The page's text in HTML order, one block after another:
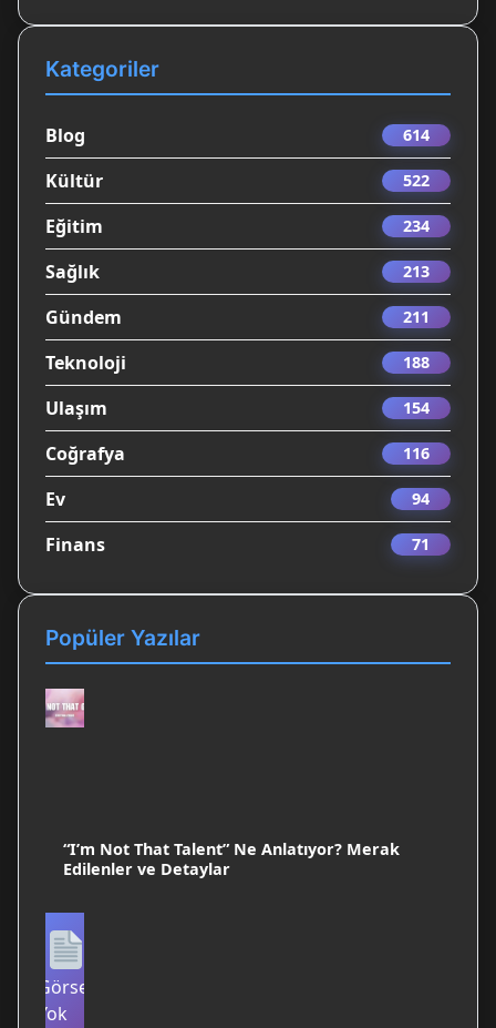
Kategoriler
Blog 614
Kültür 522
Eğitim 234
Sağlık 213
Gündem 211
Teknoloji 188
Ulaşım 154
Coğrafya 116
Ev 94
Finans 71
Popüler Yazılar
“I’m Not That Talent” Ne Anlatıyor? Merak
Edilenler ve Detaylar
Görsel
Yok